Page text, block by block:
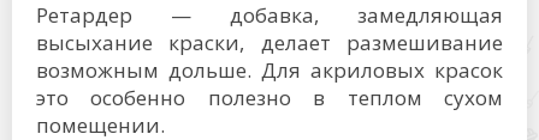
Ретардер — добавка, замедляющая
высыхание краски, делает размешивание
возможным дольше. Для акриловых красок
это особенно полезно в теплом сухом
помещении.